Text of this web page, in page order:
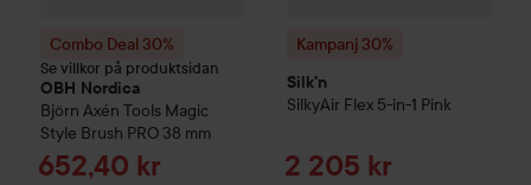
Combo Deal 30%
Se villkor på produktsidan
OBH Nordica
Björn Axén Tools Magic
Style Brush PRO 38 mm
Reapris
652,40 kr
Kampanj 30%
Silk'n
SilkyAir Flex 5-in-1 Pink
Reapris
2 205 kr